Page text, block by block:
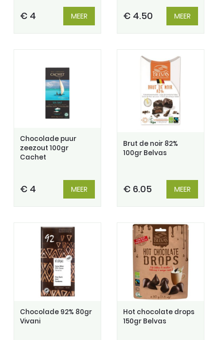
€ 4 MEER € 4.50 MEER
Chocolade puur
zeezout 100gr
Cachet
€ 4 MEER
Brut de noir 82%
100gr Belvas
€ 6.05 MEER
Chocolade 92% 80gr
Vivani
Hot chocolate drops
150gr Belvas